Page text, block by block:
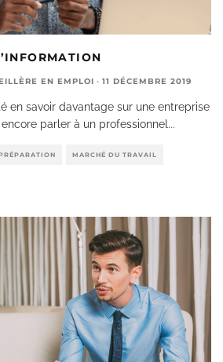
EN EMPLOI · 11 DÉCEMBRE 2019
en savoir davantage sur une entreprise
parler à un professionnel ...
MARCHÉ DU TRAVAIL